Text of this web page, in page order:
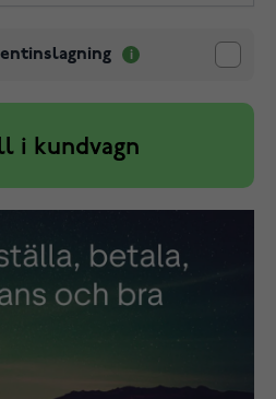
i kundvagn